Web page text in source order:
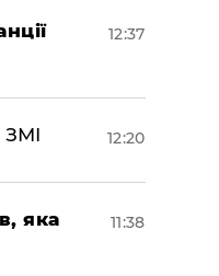
12:37
12:20
яка
11:38